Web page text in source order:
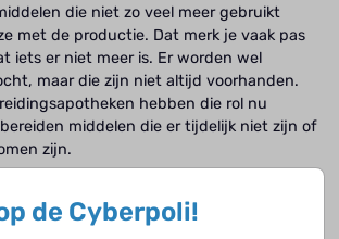
die niet zo veel meer gebruikt
met de productie. Dat merk je vaak pas
iets er niet meer is. Er worden wel
maar die zijn niet altijd voorhanden.
hebben die rol nu
middelen die er tijdelijk niet zijn of
zijn.
voor kinderen aangepaste
de Cyberpoli!